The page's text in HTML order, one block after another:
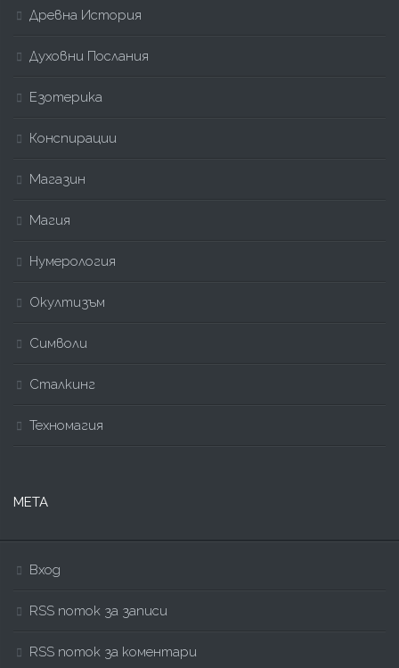
Древна История
Духовни Послания
Езотерика
Конспирации
Магазин
Магия
Нумерология
Окултизъм
Символи
Сталкинг
Техномагия
МЕТА
Вход
RSS поток за записи
RSS поток за коментари